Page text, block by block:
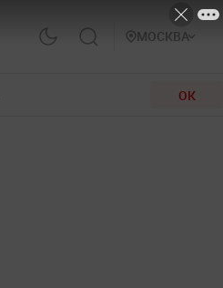
МОСКВА
ОК